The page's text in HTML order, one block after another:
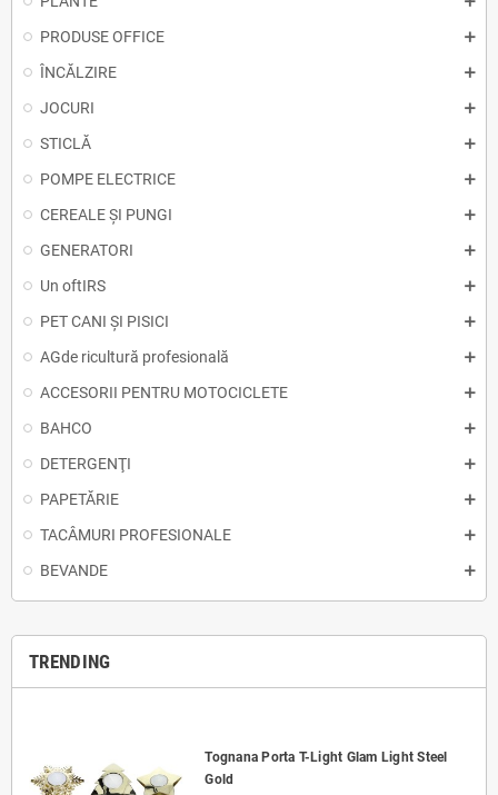
PRODUSE OFFICE
ÎNCĂLZIRE
JOCURI
STICLĂ
POMPE ELECTRICE
CEREALE ȘI PUNGI
GENERATORI
Un oftIRS
PET CANI ȘI PISICI
AGde ricultură profesională
ACCESORII PENTRU MOTOCICLETE
BAHCO
DETERGENŢI
PAPETĂRIE
TACÂMURI PROFESIONALE
BEVANDE
TRENDING
Tognana Porta T-Light Glam Light Steel
Gold